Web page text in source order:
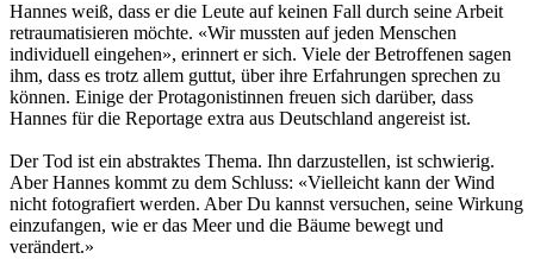
Hannes weiß, dass er die Leute auf keinen Fall durch seine Arbeit
retraumatisieren möchte. «Wir mussten auf jeden Menschen
individuell eingehen», erinnert er sich. Viele der Betroffenen sagen
ihm, dass es trotz allem guttut, über ihre Erfahrungen sprechen zu
können. Einige der Protagonistinnen freuen sich darüber, dass
Hannes für die Reportage extra aus Deutschland angereist ist.
Der Tod ist ein abstraktes Thema. Ihn darzustellen, ist schwierig.
Aber Hannes kommt zu dem Schluss: «Vielleicht kann der Wind
nicht fotografiert werden. Aber Du kannst versuchen, seine Wirkung
einzufangen, wie er das Meer und die Bäume bewegt und
verändert.»